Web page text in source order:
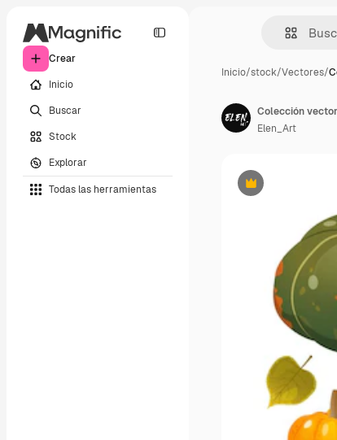
Crear
Inicio
Buscar
Stock
Explorar
Todas las herramientas
Inicio/stock/Vectores/
Premium
Colección
Elen_Art